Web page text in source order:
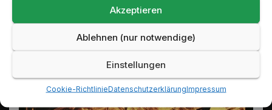
Akzeptieren
Ablehnen (nur notwendige)
Einstellungen
Cookie-RichtlinieDatenschutzerklärungImpressum